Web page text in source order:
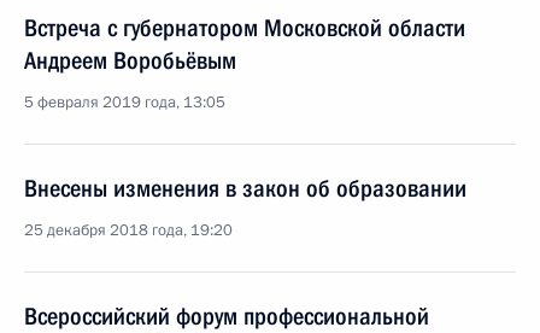
Встреча с губернатором Московской области
Андреем Воробьёвым
5 февраля 2019 года, 13:05
Внесены изменения в закон об образовании
25 декабря 2018 года, 19:20
Всероссийский форум профессиональной